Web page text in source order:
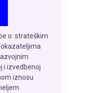
o: strateškim
i izvedbenoj
iznosu